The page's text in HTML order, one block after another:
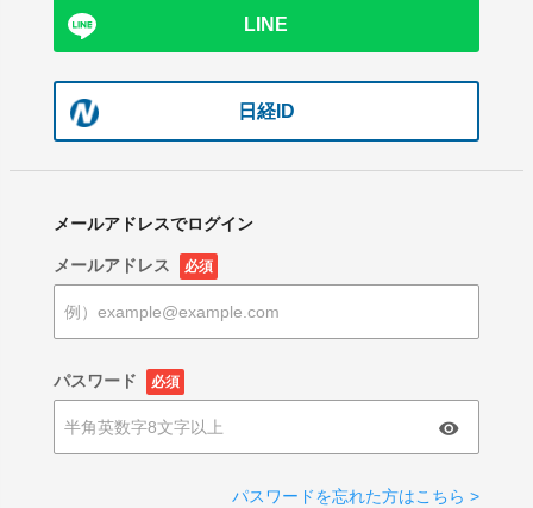
LINE
日経ID
メールアドレスでログイン
メールアドレス 必須
パスワード 必須
パスワードを忘れた方はこちら >